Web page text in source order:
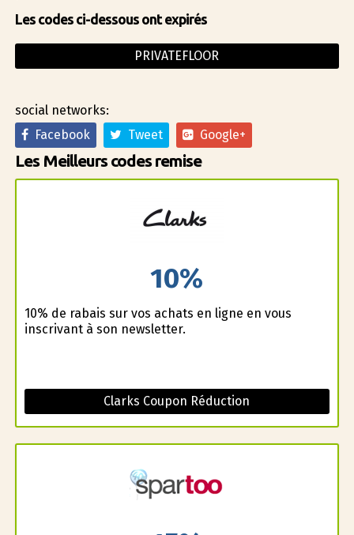
Les codes ci-dessous ont expirés
PRIVATEFLOOR
social networks:
Facebook
Tweet Google+
Les Meilleurs codes remise
10%
10% de rabais sur vos achats en ligne en vous
inscrivant à son newsletter.
Clarks Coupon Réduction